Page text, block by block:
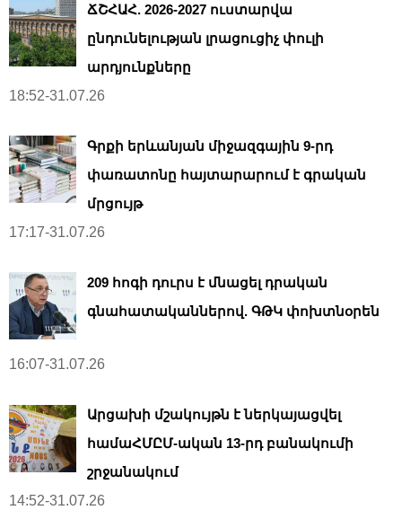
ՃՇՀԱՀ. 2026-2027 ուստարվա
ընդունելության լրացուցիչ փուլի
արդյունքները
18:52-31.07.26
Գրքի երևանյան միջազգային 9-րդ
փառատոնը հայտարարում է գրական
մրցույթ
17:17-31.07.26
209 հոգի դուրս է մնացել դրական
գնահատականներով. ԳԹԿ փոխտնօրեն
16:07-31.07.26
Արցախի մշակույթն է ներկայացվել
համաՀՄԸՄ-ական 13-րդ բանակումի
շրջանակում
14:52-31.07.26